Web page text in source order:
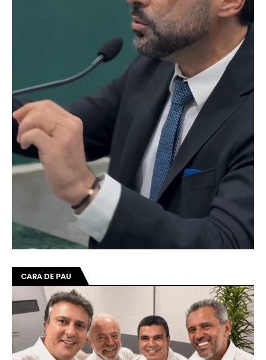
CARA DE PAU